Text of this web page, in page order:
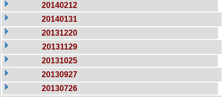
20140212
20140131
20131220
20131129
20131025
20130927
20130726